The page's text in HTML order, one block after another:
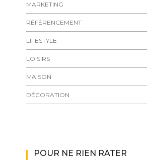
MARKETING
RÉFÉRENCEMENT
LIFESTYLE
LOISIRS
MAISON
DÉCORATION
POUR NE RIEN RATER